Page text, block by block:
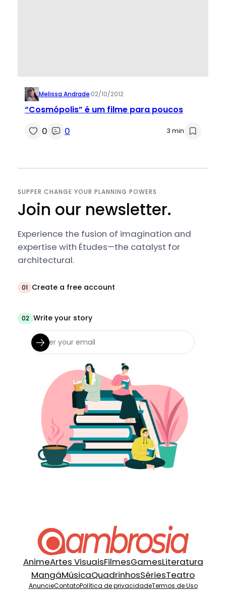
Melissa Andrade·02/10/2012
“Cosmópolis” é um filme para poucos
0 0 3 min
SUPPER CHANGE YOUR PLANNING POWERS
Join our newsletter.
Experience the fusion of imagination and
expertise with Études—the catalyst for
architectural.
01 Create a free account
02 Write your story
AnimeArtes VisuaisFilmesGamesLiteratura
MangáMúsicaQuadrinhosSériesTeatro
AnuncieContatoPolítica de privacidadeTermos de Uso